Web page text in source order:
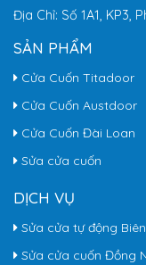
Địa Chỉ: Số 1A1, KP3,
SẢN PHẨM
Cửa Cuốn Titadoor
Cửa Cuốn Austdoor
Cửa Cuốn Đài Loan
Sửa cửa cuốn
DỊCH VỤ
Sửa cửa tự động
Sửa cửa cuốn Đồng